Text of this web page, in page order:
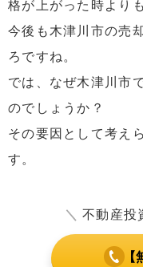
格が上がった時より
今後も木津川市の売
ろですね。
では、なぜ木津川市
のでしょうか？
その要因として考え
す。
＼ 不動産投
【